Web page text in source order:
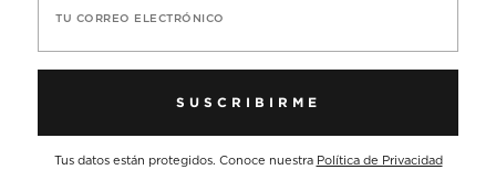
TU CORREO ELECTRÓNICO
SUSCRIBIRME
Tus datos están protegidos. Conoce nuestra Política de Privacidad